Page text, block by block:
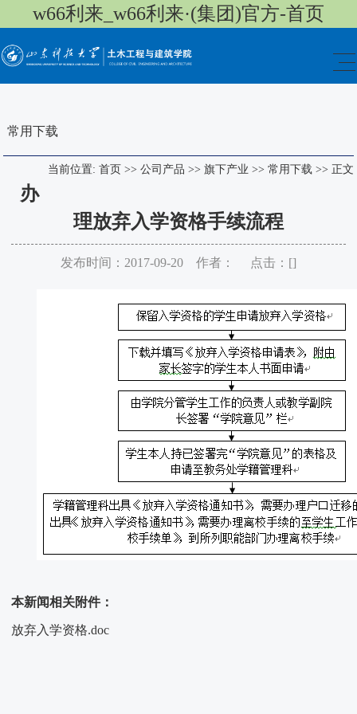
w66利来_w66利来·(集团)官方-首页
常用下载
当前位置: 首页 >> 公司产品 >> 旗下产业 >> 常用下载>> 正文
办
理放弃入学资格手续流程
发布时间：2017-09-20 作者： 点击：[]
本新闻相关附件：
放弃入学资格.doc